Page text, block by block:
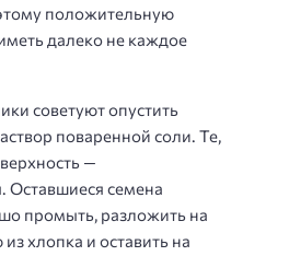
положительную
далеко не каждое
советуют опустить
поваренной соли. Те,
—
Оставшиеся семена
промыть, разложить на
хлопка и оставить на